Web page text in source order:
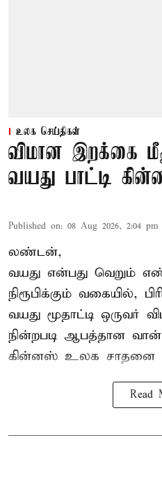
உலக செய்திகள்
விமான இறக்கை
வயது பாட்டி
Published on: 08 Aug 2026, 2:04 pm
லண்டன்,
வயது என்பது வெறும்
நிரூபிக்கும் வகையில்,
வயது மூதாட்டி ஒருவர்
நின்றபடி ஆபத்தான வான்
கின்னஸ் உலக சாதனை
Read